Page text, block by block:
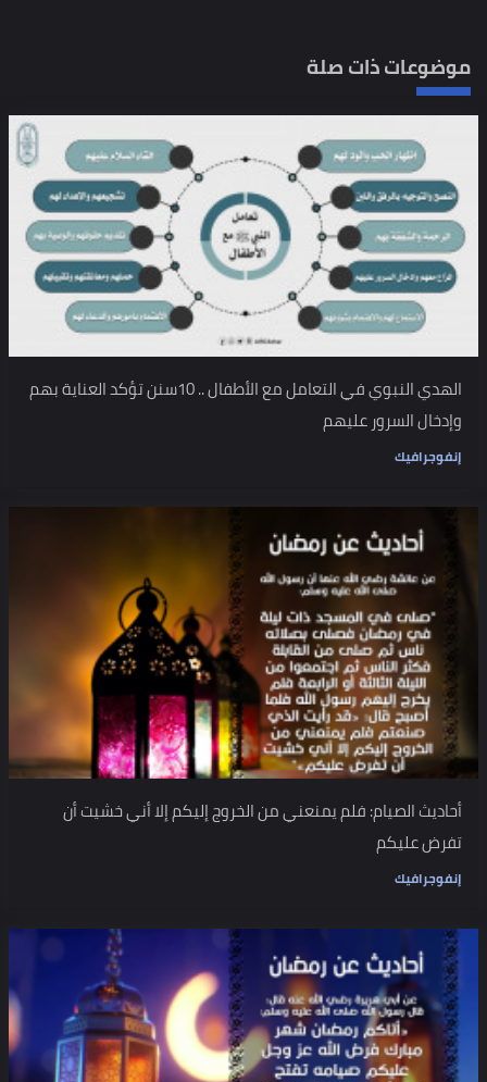
موضوعات ذات صلة
الهدي النبوي في التعامل مع الأطفال .. 10سنن تؤكد العناية بهم
وإدخال السرور عليهم
إنفوجرافيك
أحاديث الصيام: فلم يمنعني من الخروج إليكم إلا أني خشيت أن
تفرض عليكم
إنفوجرافيك